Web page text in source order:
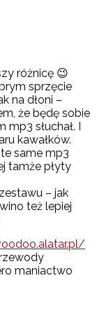
różnicę 😉
sprzęcie
na dłoni –
że będę sobie
słuchał. I
kawałków.
same mp3
tamże płyty
– jak
też lepiej
maniactwo